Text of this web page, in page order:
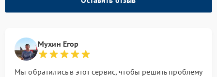
Мухин Егор
Мы обратились в этот сервис, чтобы решить проблему